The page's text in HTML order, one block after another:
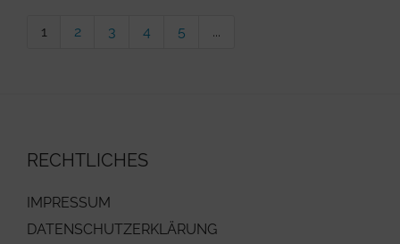
1 2 3 4 5 ...
RECHTLICHES
IMPRESSUM
DATENSCHUTZERKLÄRUNG